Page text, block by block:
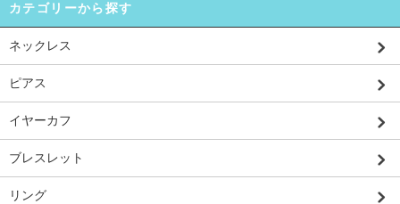
カテゴリーから探す
ネックレス
ピアス
イヤーカフ
ブレスレット
リング